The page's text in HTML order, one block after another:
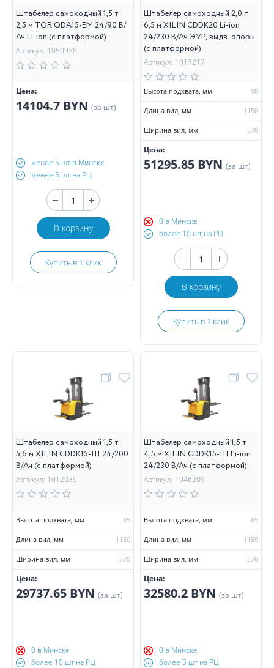
Штабелер самоходный 1,5 т
2,5 м TOR QDA15-EM 24/90 В/
Ач Li-ion (с платформой)
Артикул: 1050938
Цена:
14104.7 BYN (за шт)
менее 5 шт в Минске
менее 5 шт на РЦ
В корзину
Купить в 1 клик
Штабелер самоходный 2,0 т
6,5 м XILIN CDDK20 Li-ion
24/230 В/Ач ЭУР, выдв. опоры
(с платформой)
Артикул: 1017217
Высота подхвата, мм 90
Длина вил, мм 1150
Ширина вил, мм 570
Цена:
51295.85 BYN (за шт)
0 в Минске
более 10 шт на РЦ
В корзину
Купить в 1 клик
Штабелер самоходный 1,5 т
5,6 м XILIN CDDK15-III 24/200
В/Ач (с платформой)
Артикул: 1012039
Высота подхвата, мм 85
Длина вил, мм 1150
Ширина вил, мм 570
Цена:
29737.65 BYN (за шт)
0 в Минске
более 10 шт на РЦ
Штабелер самоходный 1,5 т
4,5 м XILIN CDDK15-III Li-ion
24/230 В/Ач (с платформой)
Артикул: 1046209
Высота подхвата, мм 85
Длина вил, мм 1150
Ширина вил, мм 570
Цена:
32580.2 BYN (за шт)
0 в Минске
более 5 шт на РЦ